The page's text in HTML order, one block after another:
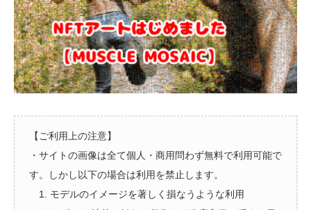
【ご利用上の注意】
・サイトの画像は全て個人・商用問わず無料で利用可能で
す。しかし以下の場合は利用を禁止します。
1. モデルのイメージを著しく損なうような利用